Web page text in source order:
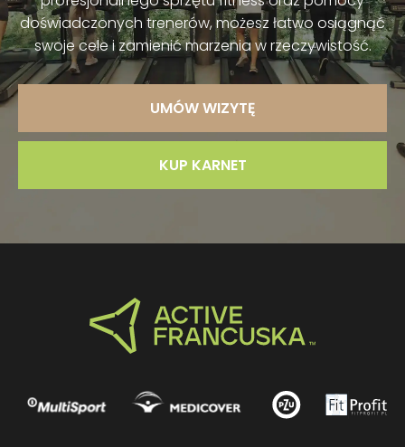
doświadczonych trenerów, możesz łatwo osiągnąć
swoje cele i zamienić marzenia w rzeczywistość.
UMÓW WIZYTĘ
KUP KARNET